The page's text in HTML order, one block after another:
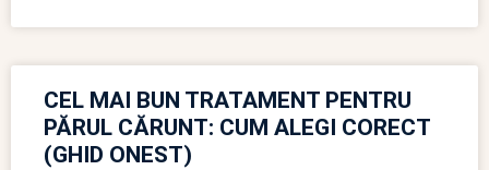
CEL MAI BUN TRATAMENT PENTRU
PĂRUL CĂRUNT: CUM ALEGI CORECT
(GHID ONEST)